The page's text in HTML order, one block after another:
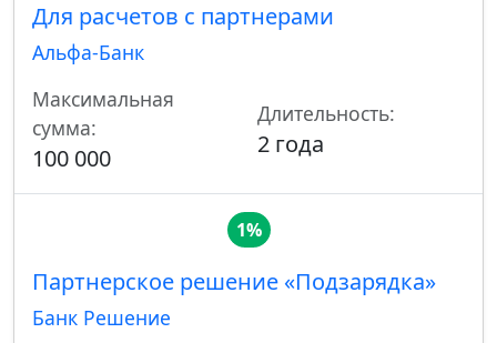
Для расчетов с партнерами
Альфа-Банк
Максимальная
сумма:
100 000
Длительность:
2 года
1%
Партнерское решение «Подзарядка»
Банк Решение